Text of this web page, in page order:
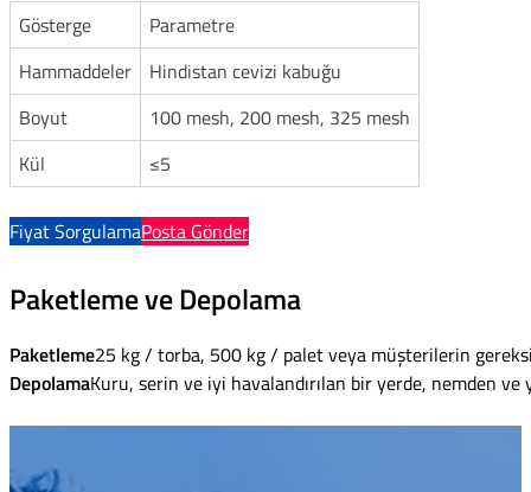
Gösterge
Parametre
Hammaddeler
Hindistan cevizi kabuğu
Boyut
100 mesh, 200 mesh, 325 mesh
Kül
≤5
Fiyat SorgulamaPosta Gönder
Paketleme ve Depolama
Paketleme25 kg / torba, 500 kg / palet veya müşterilerin
DepolamaKuru, serin ve iyi havalandırılan bir yerde, nemden ve